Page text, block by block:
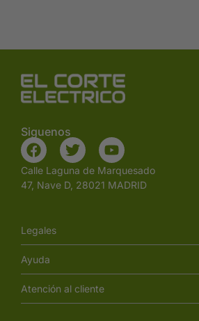
Siguenos
Calle Laguna de Marquesado
47, Nave D, 28021 MADRID
Legales
Ayuda
Atención al cliente